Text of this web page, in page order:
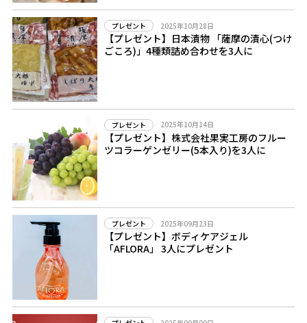
プレゼント 2025年10月28日
【プレゼント】日本漬物 「薩摩の漬心(つけ
ごころ)」4種類詰め合わせを3人に
プレゼント 2025年10月14日
【プレゼント】株式会社果実工房のフルー
ツコラーゲンゼリー(5本入り)を3人に
プレゼント 2025年09月23日
【プレゼント】ボディケアジェル
「AFLORA」 3人にプレゼント